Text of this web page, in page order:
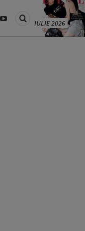
IULIE 2026